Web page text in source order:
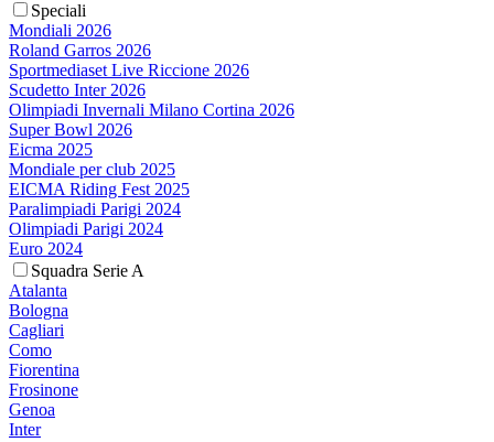
Speciali
Mondiali 2026
Roland Garros 2026
Sportmediaset Live Riccione 2026
Scudetto Inter 2026
Olimpiadi Invernali Milano Cortina 2026
Super Bowl 2026
Eicma 2025
Mondiale per club 2025
EICMA Riding Fest 2025
Paralimpiadi Parigi 2024
Olimpiadi Parigi 2024
Euro 2024
Squadra Serie A
Atalanta
Bologna
Cagliari
Como
Fiorentina
Frosinone
Genoa
Inter